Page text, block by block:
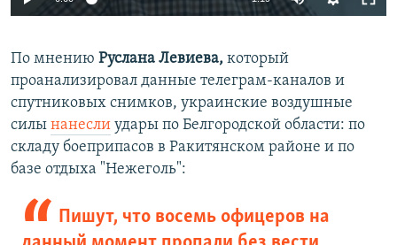
Auto 240p 360p 480p
720p 1080p
480p
1080p
По мнению Руслана Левиева, который
проанализировал данные телеграм-каналов и
спутниковых снимков, украинские воздушные
силы нанесли удары по Белгородской области: по
складу боеприпасов в Ракитянском районе и по
базе отдыха "Нежеголь":
Пишут, что восемь офицеров на